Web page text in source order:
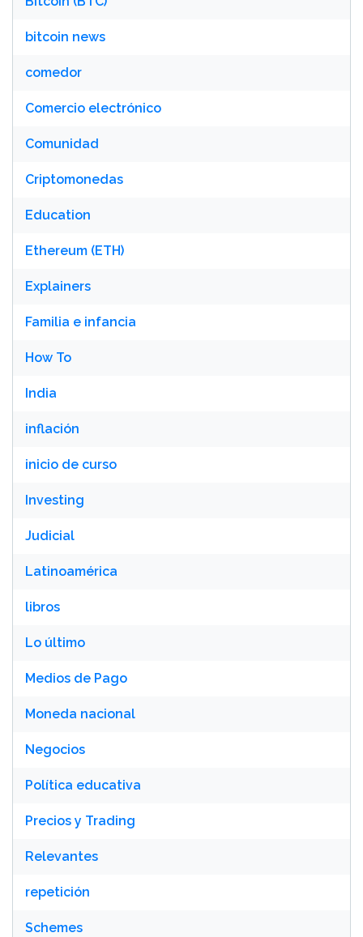
bitcoin news
comedor
Comercio electrónico
Comunidad
Criptomonedas
Education
Ethereum (ETH)
Explainers
Familia e infancia
How To
India
inflación
inicio de curso
Investing
Judicial
Latinoamérica
libros
Lo último
Medios de Pago
Moneda nacional
Negocios
Política educativa
Precios y Trading
Relevantes
repetición
Schemes